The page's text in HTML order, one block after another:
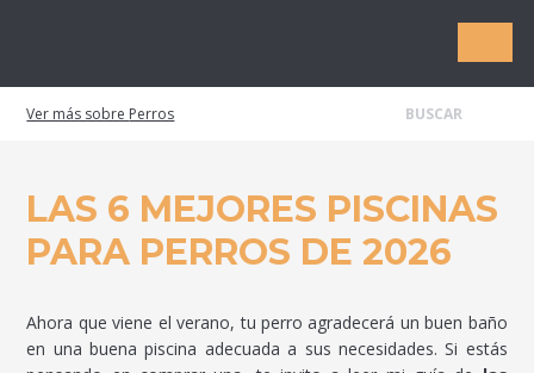
Perros
LAS 6 MEJORES PISCINAS
PARA PERROS DE 2026
Ahora que viene el verano, tu perro agradecerá un buen baño
en una buena piscina adecuada a sus necesidades. Si estás